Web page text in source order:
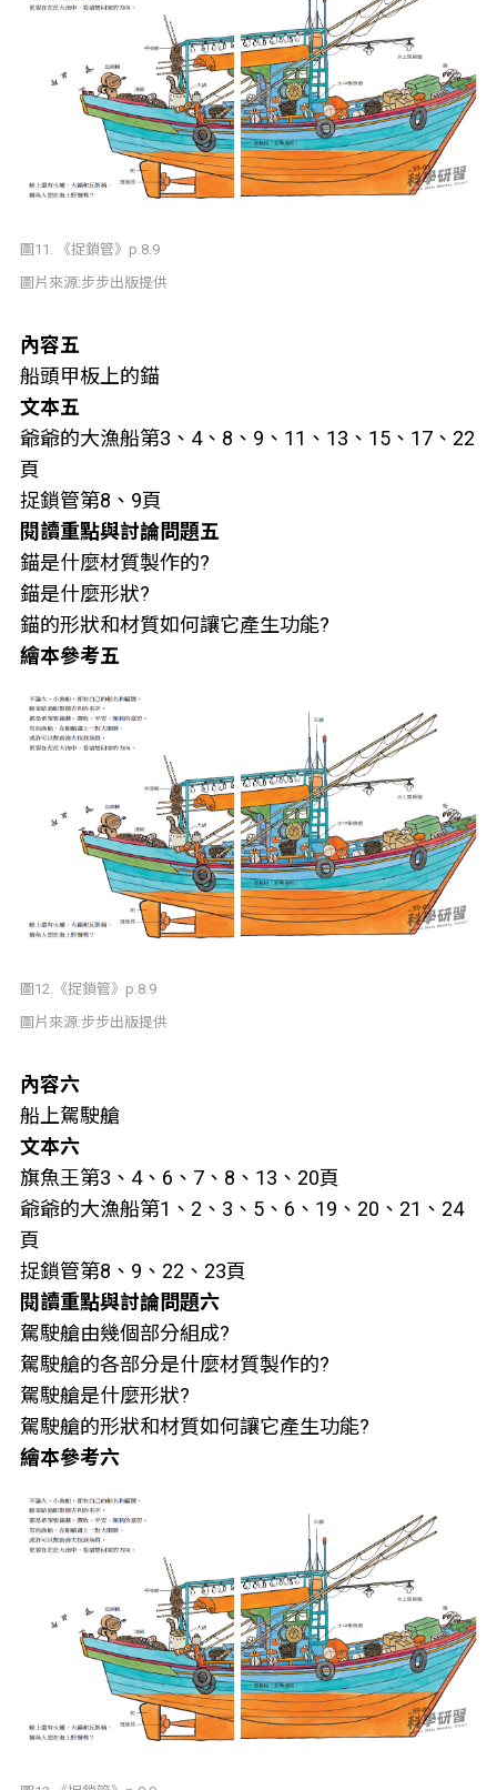
圖11. 《捉鎖管》p.8.9
圖片來源:步步出版提供
內容五
船頭甲板上的錨
文本五
爺爺的大漁船第3、4、8、9、11、13、15、17、22
頁
捉鎖管第8、9頁
閱讀重點與討論問題五
錨是什麼材質製作的?
錨是什麼形狀?
錨的形狀和材質如何讓它產生功能?
繪本參考五
圖12.《捉鎖管》p.8.9
圖片來源:步步出版提供
內容六
船上駕駛艙
文本六
旗魚王第3、4、6、7、8、13、20頁
爺爺的大漁船第1、2、3、5、6、19、20、21、24
頁
捉鎖管第8、9、22、23頁
閱讀重點與討論問題六
駕駛艙由幾個部分組成?
駕駛艙的各部分是什麼材質製作的?
駕駛艙是什麼形狀?
駕駛艙的形狀和材質如何讓它產生功能?
繪本參考六